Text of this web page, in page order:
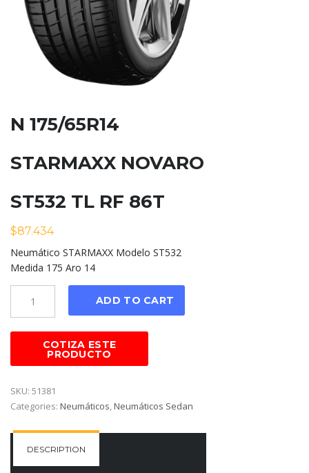
N 175/65R14
STARMAXX NOVARO
ST532 TL RF 86T
$87.434
Neumático STARMAXX Modelo ST532
Medida 175 Aro 14
ADD TO CART
SKU: 51381
Categories: Neumáticos,Neumáticos Sedan
DESCRIPTION